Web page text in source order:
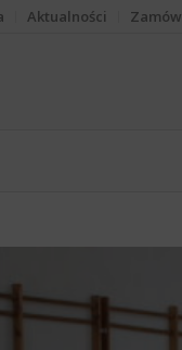
Aktualności